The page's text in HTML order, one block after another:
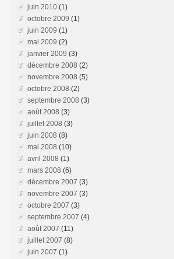
juin 2010 (1)
octobre 2009 (1)
juin 2009 (1)
mai 2009 (2)
janvier 2009 (3)
décembre 2008 (2)
novembre 2008 (5)
octobre 2008 (2)
septembre 2008 (3)
août 2008 (3)
juillet 2008 (3)
juin 2008 (8)
mai 2008 (10)
avril 2008 (1)
mars 2008 (6)
décembre 2007 (3)
novembre 2007 (3)
octobre 2007 (3)
septembre 2007 (4)
août 2007 (11)
juillet 2007 (8)
juin 2007 (1)